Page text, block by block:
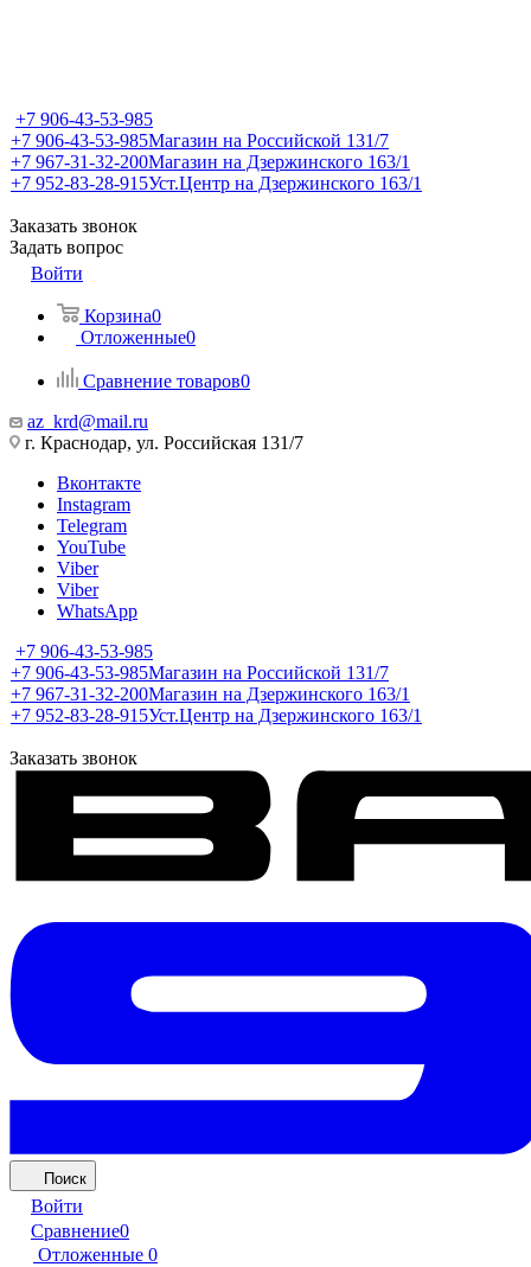
+7 906-43-53-985
+7 906-43-53-985Магазин на Российской 131/7
+7 967-31-32-200Магазин на Дзержинского 163/1
+7 952-83-28-915Уст.Центр на Дзержинского 163/1
Заказать звонок
Задать вопрос
Войти
Корзина0
Отложенные0
Сравнение товаров0
az_krd@mail.ru
г. Краснодар, ул. Российская 131/7
Вконтакте
Instagram
Telegram
YouTube
Viber
Viber
WhatsApp
+7 906-43-53-985
+7 906-43-53-985Магазин на Российской 131/7
+7 967-31-32-200Магазин на Дзержинского 163/1
+7 952-83-28-915Уст.Центр на Дзержинского 163/1
Заказать звонок
Поиск
Войти
Сравнение0
Отложенные 0